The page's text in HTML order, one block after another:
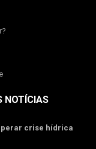
NOTÍCIAS
crise hídrica